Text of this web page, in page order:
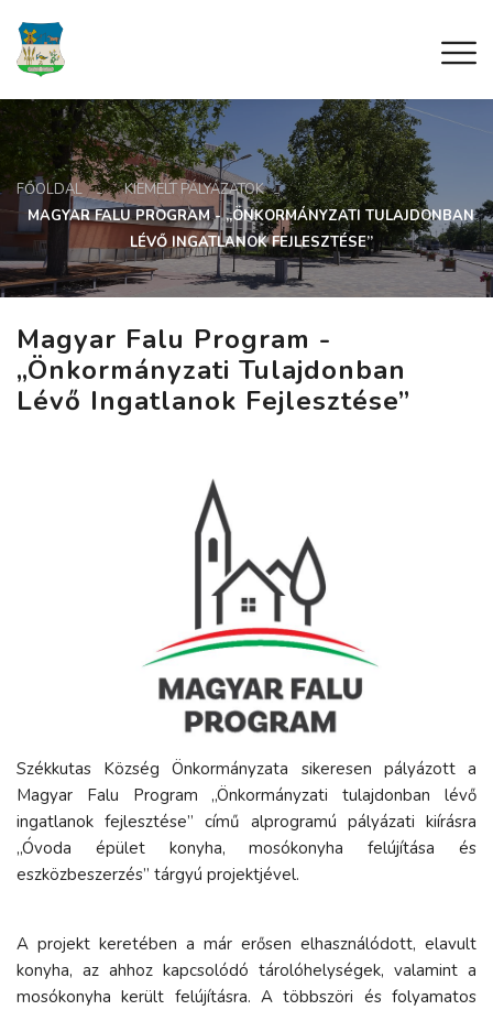
FŐOLDAL
KIEMELT PÁLYÁZATOK
MAGYAR FALU PROGRAM - „ÖNKORMÁNYZATI TULAJDONBAN
LÉVŐ INGATLANOK FEJLESZTÉSE”
Magyar Falu Program -
„Önkormányzati Tulajdonban
Lévő Ingatlanok Fejlesztése”
Székkutas Község Önkormányzata sikeresen pályázott a
Magyar Falu Program „Önkormányzati tulajdonban lévő
ingatlanok fejlesztése” című alprogramú pályázati kiírásra
„Óvoda épület konyha, mosókonyha felújítása és
eszközbeszerzés” tárgyú projektjével.
A projekt keretében a már erősen elhasználódott, elavult
konyha, az ahhoz kapcsolódó tárolóhelységek, valamint a
mosókonyha került felújításra. A többszöri és folyamatos